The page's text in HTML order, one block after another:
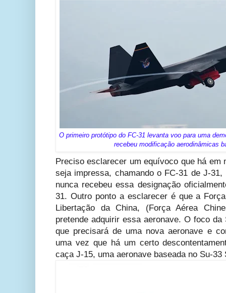
O primeiro protótipo do FC-31 levanta voo para uma
recebeu modificação aerodinâmicas
Preciso esclarecer um equívoco que há
seja impressa, chamando o FC-31 de J-
nunca recebeu essa designação
31. Outro ponto a esclarecer é que a
Libertação da China, (Força Aérea
pretende adquirir essa aeronave. O foco
que precisará de uma nova aeronave e
uma vez que há um certo
caça J-15, uma aeronave baseada no Su-33